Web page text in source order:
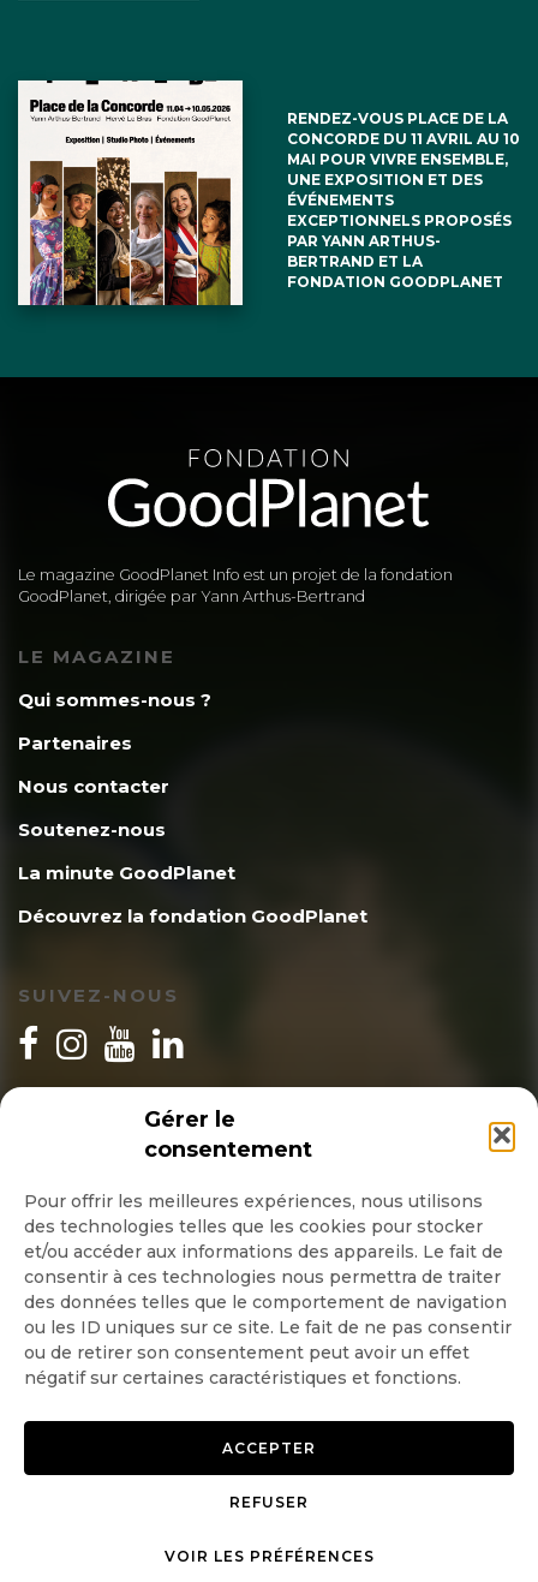
Gérer le
consentement
Pour offrir les meilleures expériences, nous utilisons
des technologies telles que les cookies pour stocker
et/ou accéder aux informations des appareils. Le fait de
consentir à ces technologies nous permettra de traiter
des données telles que le comportement de navigation
ou les ID uniques sur ce site. Le fait de ne pas consentir
ou de retirer son consentement peut avoir un effet
négatif sur certaines caractéristiques et fonctions.
ACCEPTER
REFUSER
VOIR LES PRÉFÉRENCES
RENDEZ-VOUS PLACE DE LA
CONCORDE DU 11 AVRIL AU 10
MAI POUR VIVRE ENSEMBLE,
UNE EXPOSITION ET DES
ÉVÉNEMENTS
EXCEPTIONNELS PROPOSÉS
PAR YANN ARTHUS-
BERTRAND ET LA
FONDATION GOODPLANET
Le magazine GoodPlanet Info est un projet de la fondation
GoodPlanet, dirigée par Yann Arthus-Bertrand
LE MAGAZINE
Qui sommes-nous ?
Partenaires
Nous contacter
Soutenez-nous
La minute GoodPlanet
Découvrez la fondation GoodPlanet
SUIVEZ-NOUS
INSCRIPTION NEWSLETTER
Quotidienne
Hebdo
OK
Politique de confidentialité